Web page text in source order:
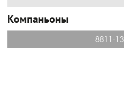
Компаньоны
8811-13